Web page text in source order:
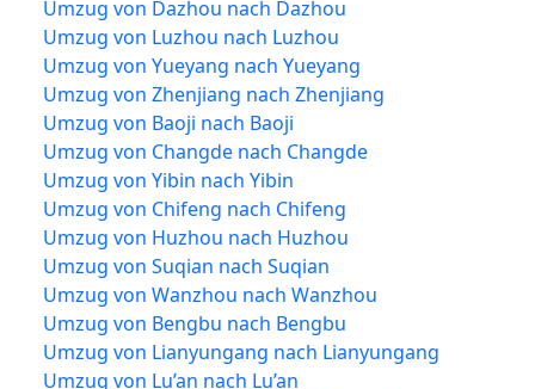
Umzug von Dazhou nach Dazhou
Umzug von Luzhou nach Luzhou
Umzug von Yueyang nach Yueyang
Umzug von Zhenjiang nach Zhenjiang
Umzug von Baoji nach Baoji
Umzug von Changde nach Changde
Umzug von Yibin nach Yibin
Umzug von Chifeng nach Chifeng
Umzug von Huzhou nach Huzhou
Umzug von Suqian nach Suqian
Umzug von Wanzhou nach Wanzhou
Umzug von Bengbu nach Bengbu
Umzug von Lianyungang nach Lianyungang
Umzug von Lu’an nach Lu’an